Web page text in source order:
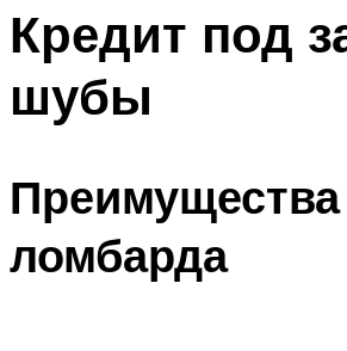
Кредит под
шубы
Преимущества
ломбарда